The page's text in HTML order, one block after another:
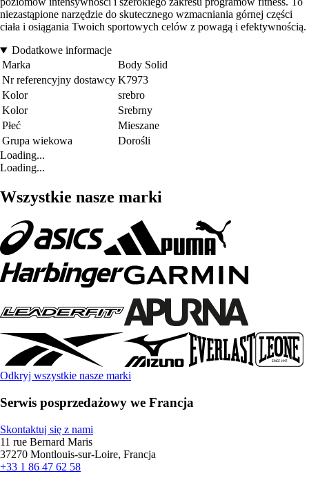
niezastąpione narzędzie do skutecznego wzmacniania górnej części
ciała i osiągania Twoich sportowych celów z powagą i efektywnością.
Dodatkowe informacje
Marka
Body Solid
Nr referencyjny dostawcy K7973
Kolor
srebro
Kolor
Srebrny
Płeć
Mieszane
Grupa wiekowa
Dorośli
Loading...
Loading...
Wszystkie nasze marki
Odkryj wszystkie nasze marki
Serwis posprzedażowy we Francja
Skontaktuj się z nami
11 rue Bernard Maris
37270 Montlouis-sur-Loire, Francja
+33 1 86 47 62 58